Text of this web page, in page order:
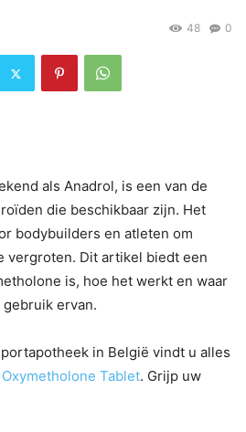
0
48
als Anadrol, is een van de
die beschikbaar zijn. Het
bodybuilders en atleten om
vergroten. Dit artikel biedt een
is, hoe het werkt en waar
ervan.
in België vindt u alles
Oxymetholone Tablet. Grijp uw